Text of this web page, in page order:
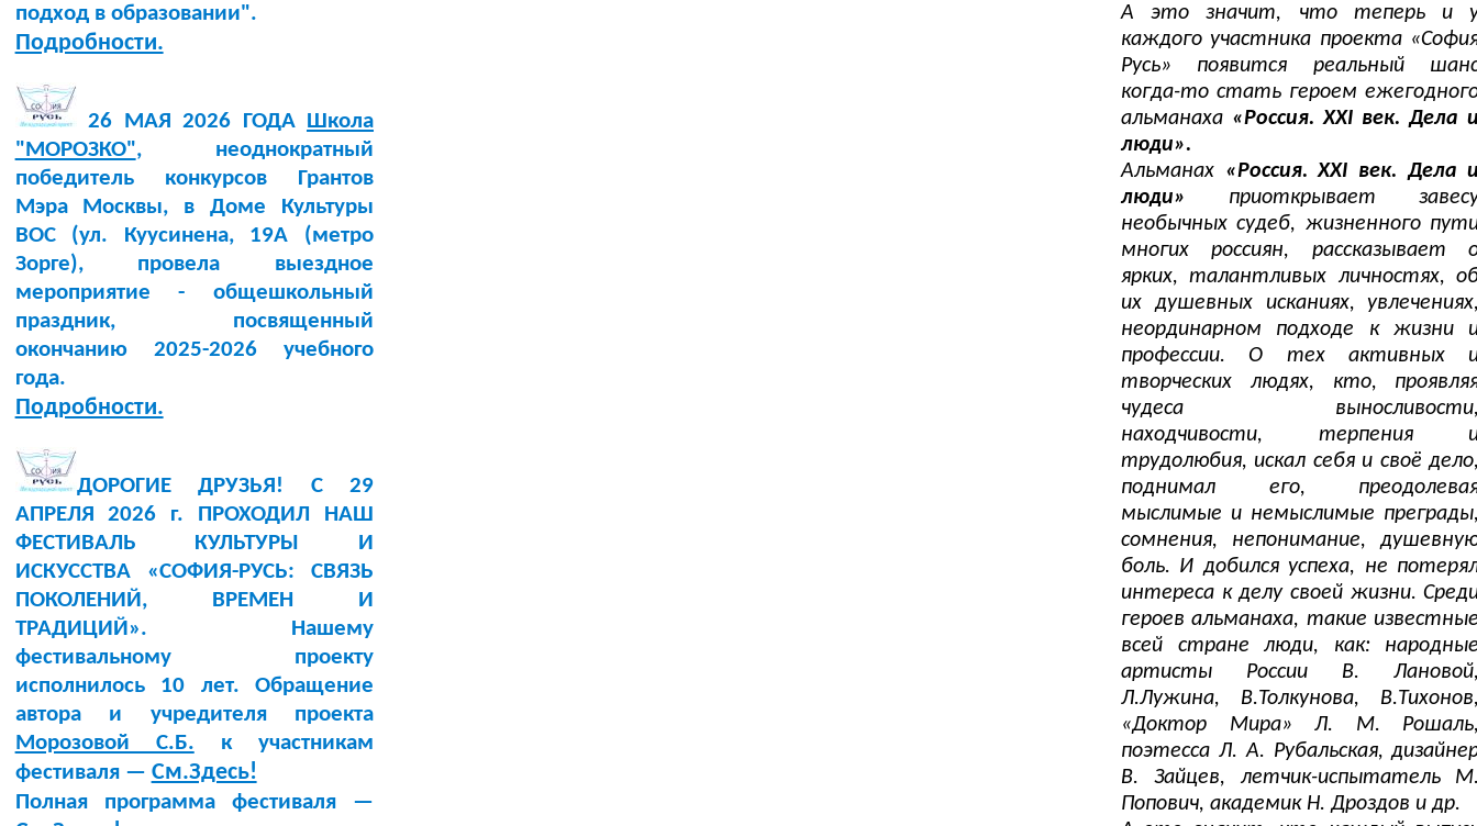
подход в образовании".
Подробности.
26 МАЯ 2026 ГОДА
Школа
"МОРОЗКО", неоднократный
победитель конкурсов Грантов
Мэра Москвы, в Доме Культуры
BOC (ул. Куусинена, 19А (метро
Зорге), провела выездное
мероприятие - общешкольный
праздник, посвященный
окончанию 2025-2026 учебного
года.
Подробности.
ДОРОГИЕ ДРУЗЬЯ! С 29
АПРЕЛЯ 2026 г. ПРОХОДИЛ НАШ
ФЕСТИВАЛЬ КУЛЬТУРЫ И
ИСКУССТВА «СОФИЯ-РУСЬ: СВЯЗЬ
ПОКОЛЕНИЙ, ВРЕМЕН И
ТРАДИЦИЙ». Нашему
фестивальному проекту
исполнилось 10 лет. Обращение
автора и учредителя проекта
Морозовой С.Б. к участникам
фестиваля — См.Здесь!
Полная программа фестиваля —
А это значит, что теперь и
каждого участника проекта
Русь» появится реальный
когда-то стать героем
альманаха «Россия. XXI век. Дела
люди».
Альманах «Россия. XXI век. Дела
люди» приоткрывает
необычных судеб, жизненного
многих россиян, рассказывает
ярких, талантливых личностях,
их душевных исканиях,
неординарном подходе к жизни
профессии. О тех активных
творческих людях, кто,
чудеса
находчивости, терпения
трудолюбия, искал себя и своё
поднимал его,
мыслимые и немыслимые
сомнения, непонимание,
боль. И добился успеха, не
интереса к делу своей жизни.
героев альманаха, такие
всей стране люди, как:
артисты России В.
Л.Лужина, В.Толкунова,
«Доктор Мира» Л. М.
поэтесса Л. А. Рубальская,
В. Зайцев, летчик-испытатель
Попович, академик Н. Дроздов и др.